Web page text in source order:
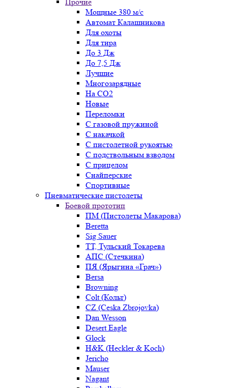
Мощные 380 м/с
Автомат Калашникова
Для охоты
Для тира
До 3 Дж
До 7,5 Дж
Лучшие
Многозарядные
На CO2
Новые
Переломки
С газовой пружиной
С накачкой
С пистолетной рукоятью
С подствольным взводом
С прицелом
Снайперские
Спортивные
Пневматические пистолеты
Боевой прототип
ПМ (Пистолеты Макарова)
Beretta
Sig Sauer
ТТ, Тульский Токарева
АПС (Стечкина)
ПЯ (Ярыгина «Грач»)
Bersa
Browning
Colt (Кольт)
CZ (Ceska Zbrojovka)
Dan Wesson
Desert Eagle
Glock
H&K (Heckler & Koch)
Jericho
Mauser
Nagant